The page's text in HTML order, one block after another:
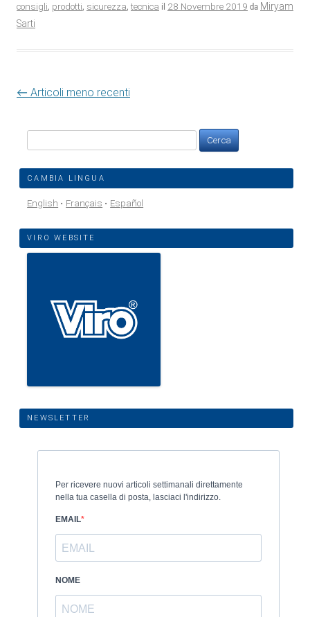
consigli, prodotti, sicurezza, tecnica il 28 Novembre 2019 da Miryam
Sarti
← Articoli meno recenti
per:
CAMBIA LINGUA
English Français Español
VIRO WEBSITE
NEWSLETTER